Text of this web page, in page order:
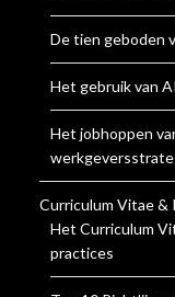
De tien geboden
Het gebruik van
Het jobhoppen
Curriculum Vitae &
Het Curriculum
practices